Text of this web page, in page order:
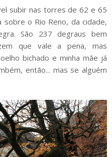
subir nas torres de 62 e 65
o Rio Reno, da cidade,
São 237 degraus bem
que vale a pena, mas
bichado e minha mãe já
então... mas se alguém